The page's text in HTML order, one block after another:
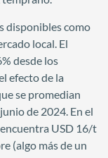
disponibles como
local. El
desde los
efecto de la
se promedian
de 2024. En el
USD 16/t
(algo más de un